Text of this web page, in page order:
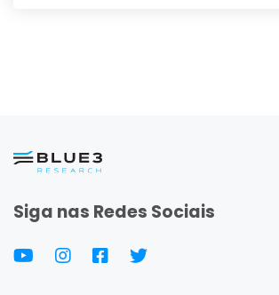
Siga nas Redes Sociais